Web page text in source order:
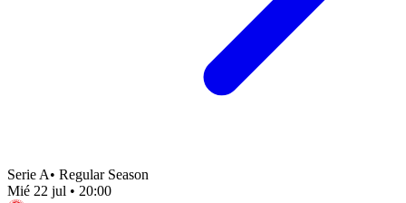
Serie A• Regular Season
Mié 22 jul • 20:00